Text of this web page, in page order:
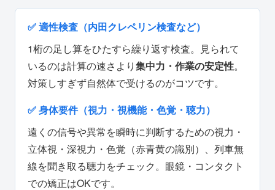
✅ 適性検査（内田クレペリン検査など）
1桁の足し算をひたすら繰り返す検査。見られて
いるのは計算の速さより集中力・作業の安定性。
対策しすぎず自然体で受けるのがコツです。
✅ 身体要件（視力・視機能・色覚・聴力）
遠くの信号や異常を瞬時に判断するための視力・
立体視・深視力・色覚（赤青黄の識別）、列車無
線を聞き取る聴力をチェック。眼鏡・コンタクト
での矯正はOKです。